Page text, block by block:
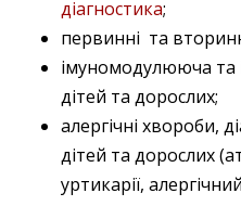
діагностика;
первинні та
імуномодулююча та
дітей та дорослих;
алергічні хвороби,
дітей та дорослих
уртикарії,